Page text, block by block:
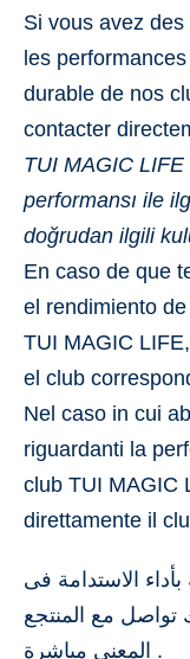
Si vous avez
les
durable de nos
contacter
TUI MAGIC
performansı ile
doğrudan ilgili
En caso de que
el rendimiento
TUI MAGIC
el club
Nel caso in cui
riguardanti la
club TUI MAGIC
direttamente il
الاستدامة فى
تواصل مع المنتجع
المعنى مباشرة .